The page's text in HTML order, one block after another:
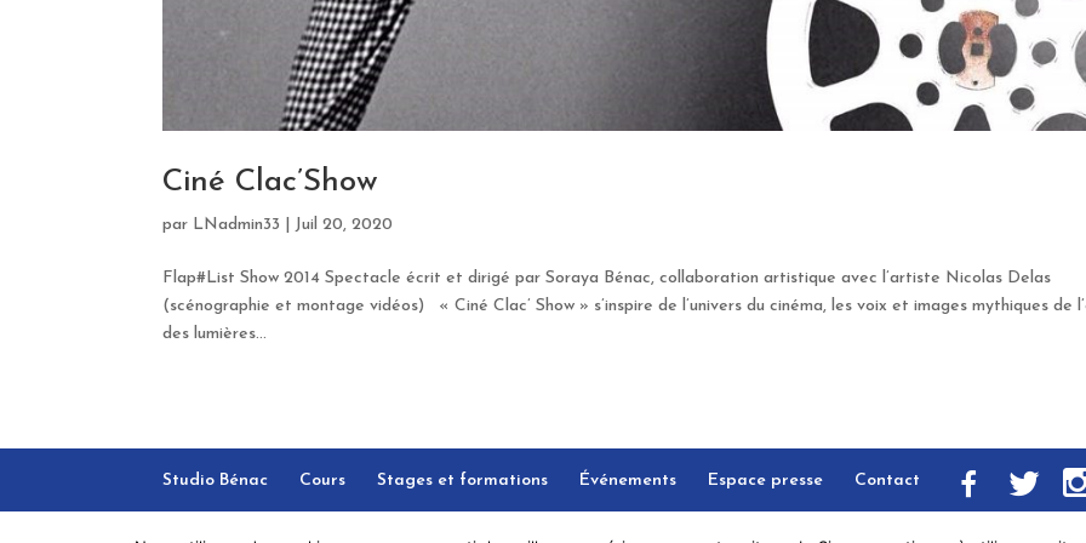
Ciné Clac’Show
par LNadmin33 Juil 20, 2020
Flap#List Show 2014 Spectacle écrit et dirigé par Soraya Bénac, collaboration artistique avec l’artiste Nicolas Delas
(scénographie et montage vidéos) « Ciné Clac’ Show » s’inspire de l’univers du cinéma, les voix et images mythiques de
des lumières...
Studio Bénac Cours Stages et formations Événements Espace presse Contact